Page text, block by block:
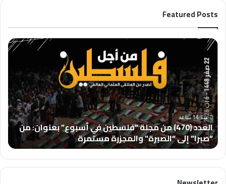
Featured Posts
ا
د
د
(
4
7
0
)
م
ن
م
ج
منذ 14 ساعة
العدد (470) من مجلة “فلسطين في أسبوع” بعنوان: من
“صبرا” إلى “الصبرة” والمجزرة مستمرة